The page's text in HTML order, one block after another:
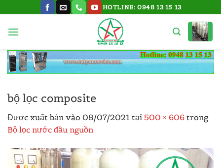
nội
HOTLINE: 0948 13 15 13
bộ lọc composite
Được xuất bản vào 08/07/2021 tại 500 × 606 trong
Bộ lọc nước đầu nguồn